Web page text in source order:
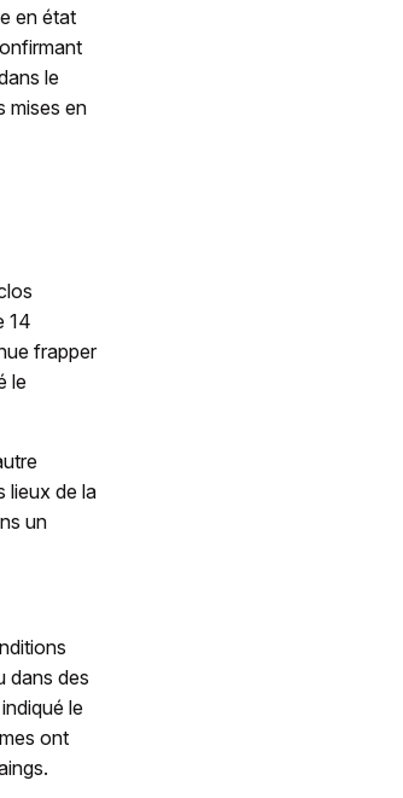
en état
le
mises en
14
frapper
le
lieux de la
un
dans des
le
ont